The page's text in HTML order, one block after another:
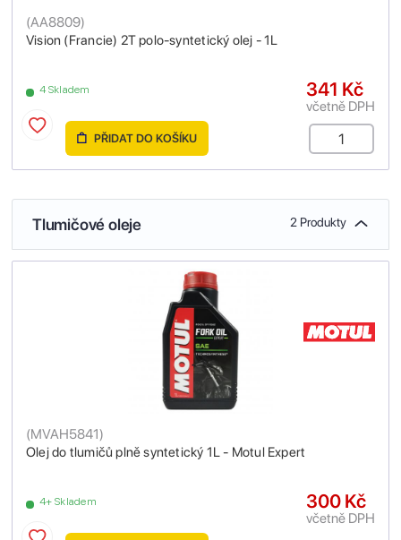
Vision (Francie) 2T polo-syntetický olej - 1L
(AA8809)
4 Skladem 341 Kč
včetně DPH
PŘIDAT DO KOŠÍKU
Tlumičové oleje 2 Produkty
Olej do tlumičů plně syntetický 1L - Motul Expert
(MVAH5841)
4+ Skladem 300 Kč
včetně DPH